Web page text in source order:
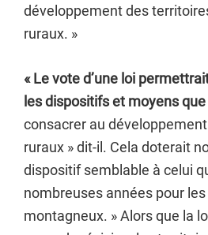
développement des
ruraux. »
« Le vote d’une loi
les dispositifs et moyens
consacrer au
ruraux » dit-il. Cela doterait
dispositif semblable à celui
nombreuses années pour
montagneux. » Alors que la